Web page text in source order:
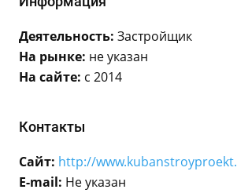
Деятельность: Застройщик
На рынке: не указан
На сайте: с 2014
Контакты
Сайт: http://
E-mail: Не указан